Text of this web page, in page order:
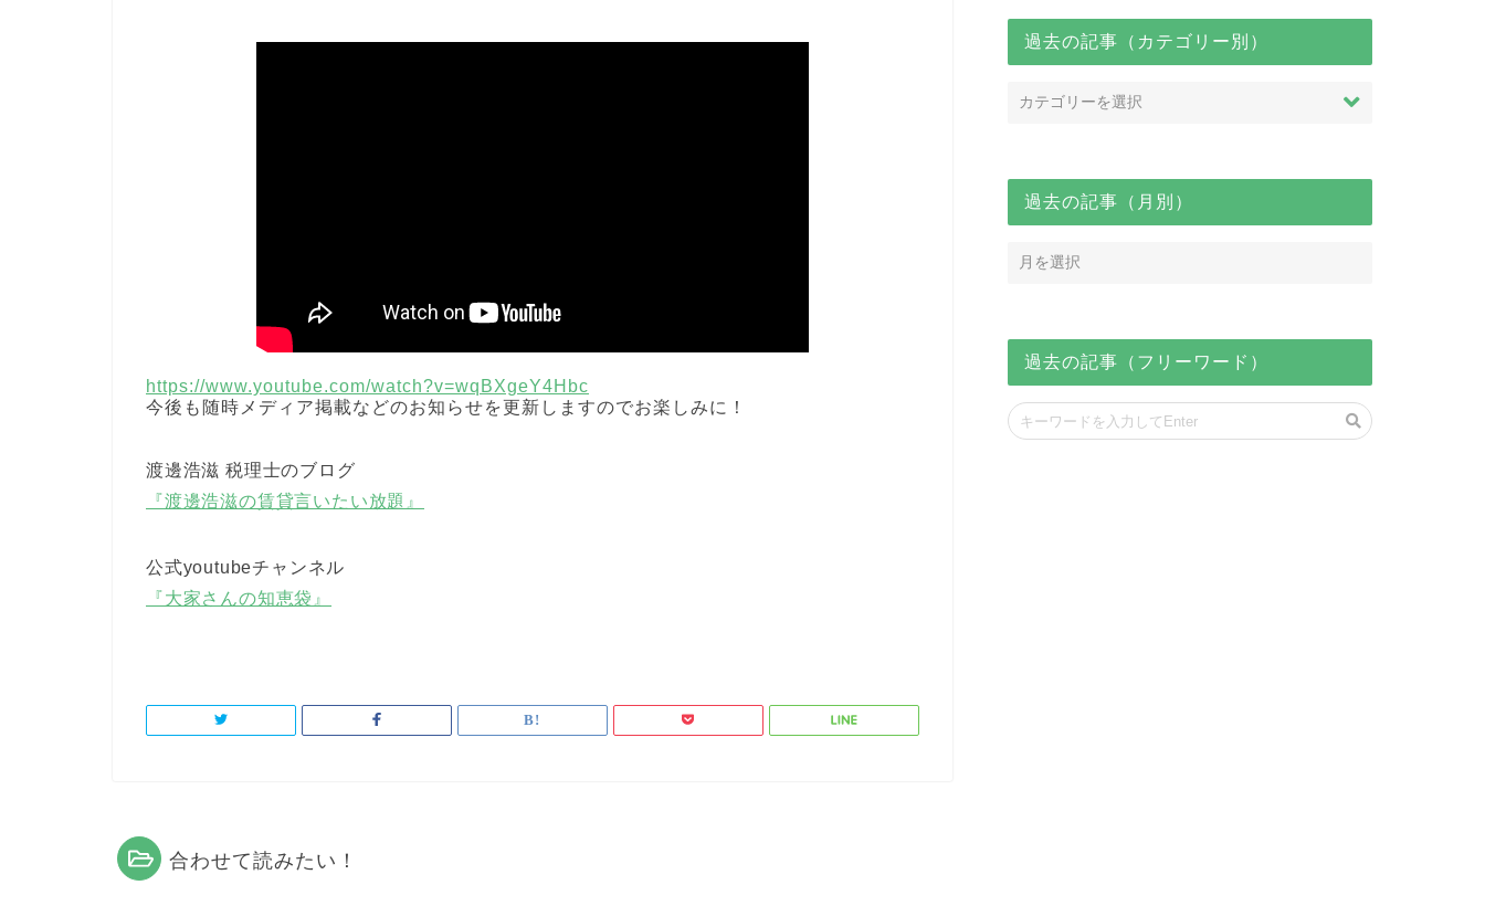
https://www.youtube.com/watch?v=wqBXgeY4Hbc
今後も随時メディア掲載などのお知らせを更新しますのでお楽しみに！
渡邊浩滋 税理士のブログ
『渡邊浩滋の賃貸言いたい放題』
公式youtubeチャンネル
『大家さんの知恵袋』
合わせて読みたい！
過去の記事（カテゴリー別）
過去の記事（月別）
過去の記事（フリーワード）